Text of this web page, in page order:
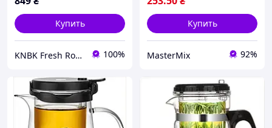
Купить
KNBK Fresh Roasted Coffee & Accessories store 100%
Купить
MasterMix 92%